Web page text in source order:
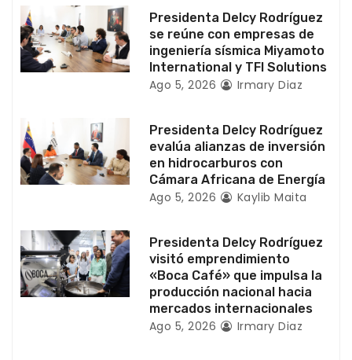
e
n
t
r
a
d
s
Presidenta Delcy Rodríguez
se reúne con empresas de
ingeniería sísmica Miyamoto
International y TFI Solutions
Ago 5, 2026 Irmary Diaz
Presidenta Delcy Rodríguez
evalúa alianzas de inversión
en hidrocarburos con
Cámara Africana de Energía
Ago 5, 2026 Kaylib Maita
Presidenta Delcy Rodríguez
visitó emprendimiento
«Boca Café» que impulsa la
producción nacional hacia
mercados internacionales
Ago 5, 2026 Irmary Diaz